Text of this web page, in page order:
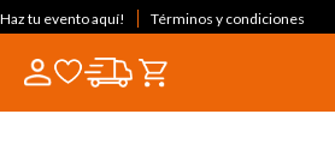
tu evento aquí! Términos y condiciones